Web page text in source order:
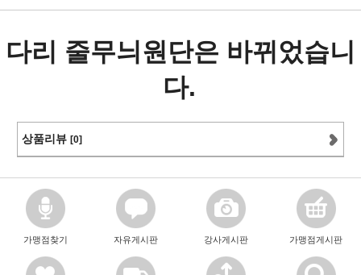
다리 줄무늬원단은 바뀌었습니
다.
상품리뷰 [0]
가맹점찾기 자유게시판 강사게시판 가맹점게시판